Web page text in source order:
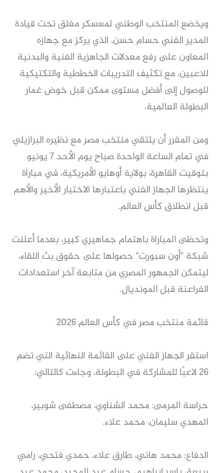
ويخضع المنتخب الوطني لمعسكر مغلق تحت قيادة
المدير الفني حسام حسن، الذي يركز مع جهازه
المعاون على رفع معدلات الجاهزية الفنية والبدنية
للاعبين، مع تكثيف التدريبات الخططية والتكتيكية
للوصول إلى أفضل مستوى ممكن قبل خوض غمار
البطولة العالمية.
ومن المقرر أن يلتقي منتخب مصر مع نظيره البرازيلي
في تمام الساعة الواحدة صباح يوم الأحد 7 يونيو
بتوقيت القاهرة، بولاية أوهايو الأمريكية، في مباراة
ينتظرها الجهاز الفني باعتبارها الاختبار الأخير والأهم
قبل انطلاق كأس العالم.
وتحظى المباراة باهتمام جماهيري كبير، بعدما أعلنت
شبكة "أون سبورت" حصولها على حقوق بث اللقاء،
ليتمكن الجمهور المصري من متابعة آخر استعدادات
الفراعنة قبل المونديال.
قائمة منتخب مصر في كأس العالم 2026
استقر الجهاز الفني على القائمة النهائية التي تضم
26 لاعبًا للمشاركة في البطولة، وجاءت كالتالي:
حراسة المرمى: محمد الشناوي، مصطفى شوبير،
المهدي سليمان، محمد علاء.
الدفاع: محمد هاني، طارق علاء، حمدي فتحي، رامي